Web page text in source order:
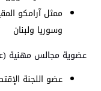
ممثل آرامكو
وسوريا ولبنان
عضوية مجالس مهنية
عضو اللجنة